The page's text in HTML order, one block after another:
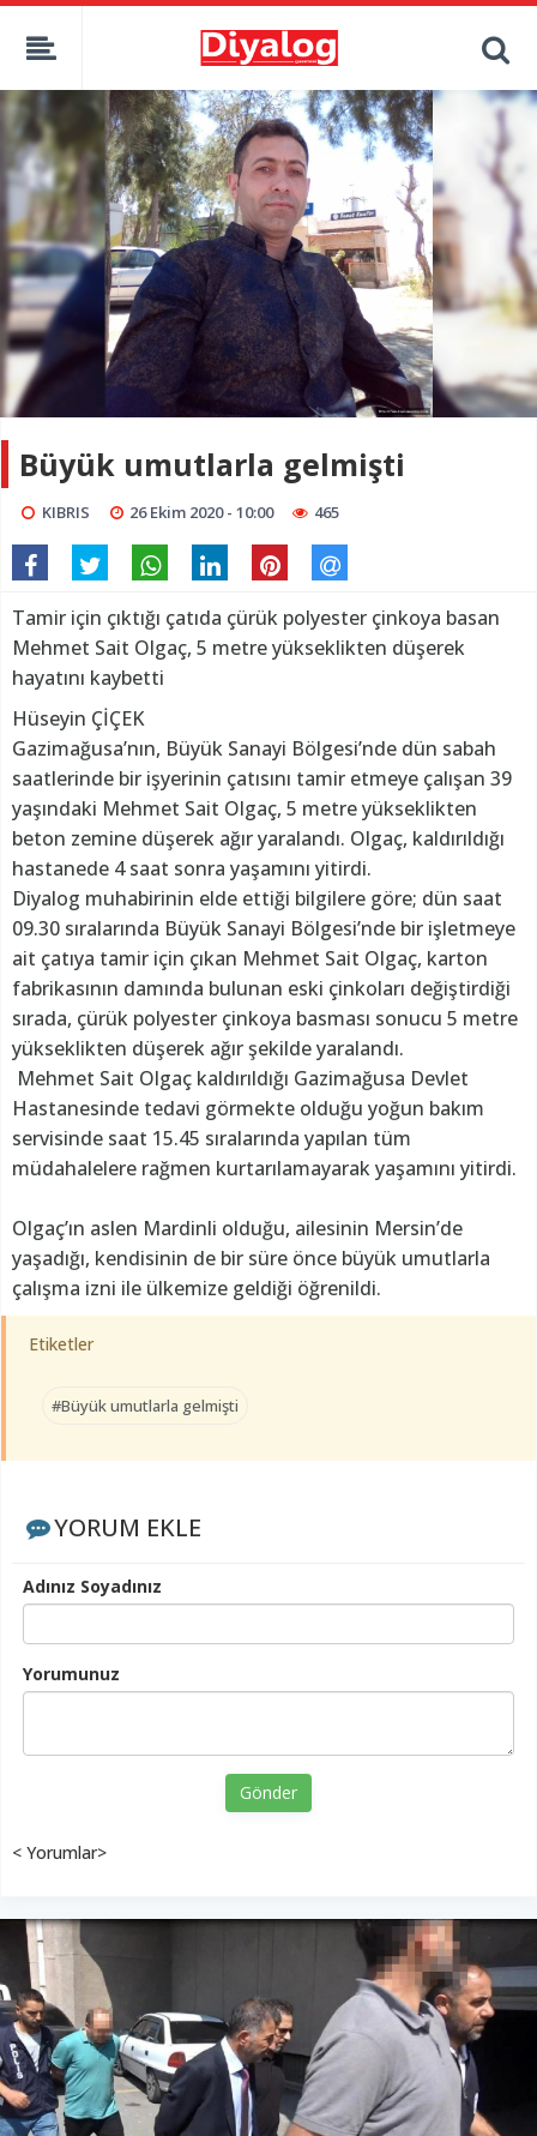
Büyük umutlarla gelmişti
KIBRIS 26 Ekim 2020 - 10:00 465
Tamir için çıktığı çatıda çürük polyester çinkoya basan
Mehmet Sait Olgaç, 5 metre yükseklikten düşerek
hayatını kaybetti
Hüseyin ÇİÇEK
Gazimağusa’nın, Büyük Sanayi Bölgesi’nde dün sabah
saatlerinde bir işyerinin çatısını tamir etmeye çalışan 39
yaşındaki Mehmet Sait Olgaç, 5 metre yükseklikten
beton zemine düşerek ağır yaralandı. Olgaç, kaldırıldığı
hastanede 4 saat sonra yaşamını yitirdi.
Diyalog muhabirinin elde ettiği bilgilere göre; dün saat
09.30 sıralarında Büyük Sanayi Bölgesi’nde bir işletmeye
ait çatıya tamir için çıkan Mehmet Sait Olgaç, karton
fabrikasının damında bulunan eski çinkoları değiştirdiği
sırada, çürük polyester çinkoya basması sonucu 5 metre
yükseklikten düşerek ağır şekilde yaralandı.
Mehmet Sait Olgaç kaldırıldığı Gazimağusa Devlet
Hastanesinde tedavi görmekte olduğu yoğun bakım
servisinde saat 15.45 sıralarında yapılan tüm
müdahalelere rağmen kurtarılamayarak yaşamını yitirdi.
Olgaç’ın aslen Mardinli olduğu, ailesinin Mersin’de
yaşadığı, kendisinin de bir süre önce büyük umutlarla
çalışma izni ile ülkemize geldiği öğrenildi.
Etiketler
#Büyük umutlarla gelmişti
YORUM EKLE
Adınız Soyadınız
Yorumunuz
Gönder
< Yorumlar>